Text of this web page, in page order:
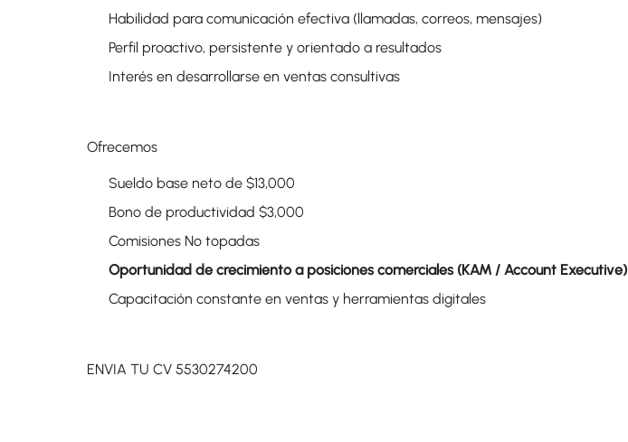
Habilidad para comunicación efectiva (llamadas, correos, mensajes)
Perfil proactivo, persistente y orientado a resultados
Interés en desarrollarse en ventas consultivas
Ofrecemos
Sueldo base neto de $13,000
Bono de productividad $3,000
Comisiones No topadas
Oportunidad de crecimiento a posiciones comerciales (KAM / Account Executive)
Capacitación constante en ventas y herramientas digitales
ENVIA TU CV 5530274200